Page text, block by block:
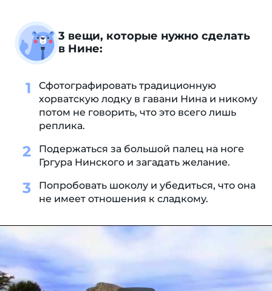
3 вещи, которые нужно сделать
в Нине:
Сфотографировать традиционную
хорватскую лодку в гавани Нина и никому
потом не говорить, что это всего лишь
реплика.
Подержаться за большой палец на ноге
Гргура Нинского и загадать желание.
Попробовать шоколу и убедиться, что она
не имеет отношения к сладкому.